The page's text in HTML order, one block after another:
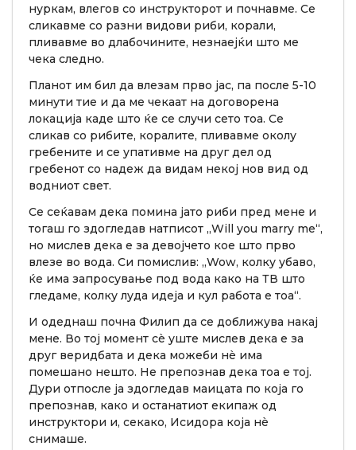
нуркам, влегов со инструкторот и почнавме. Се
сликавме со разни видови риби, корали,
пливавме во длабочините, незнаејќи што ме
чека следно.
Планот им бил да влезам прво јас, па после 5-10
минути тие и да ме чекаат на договорена
локација каде што ќе се случи сето тоа. Се
сликав со рибите, коралите, пливавме околу
гребените и се упативме на друг дел од
гребенот со надеж да видам некој нов вид од
водниот свет.
Се сеќавам дека помина јато риби пред мене и
тогаш го здогледав натписот „Will you marry me“,
но мислев дека е за девојчето кое што прво
влезе во вода. Си помислив: „Wow, колку убаво,
ќе има запросување под вода како на ТВ што
гледаме, колку луда идеја и кул работа е тоа“.
И одеднаш почна Филип да се доближува накај
мене. Во тој момент сè уште мислев дека е за
друг веридбата и дека можеби нè има
помешано нешто. Не препознав дека тоа е тој.
Дури отпосле ја здогледав маицата по која го
препознав, како и останатиот екипаж од
инструктори и, секако, Исидора која нè
снимаше.